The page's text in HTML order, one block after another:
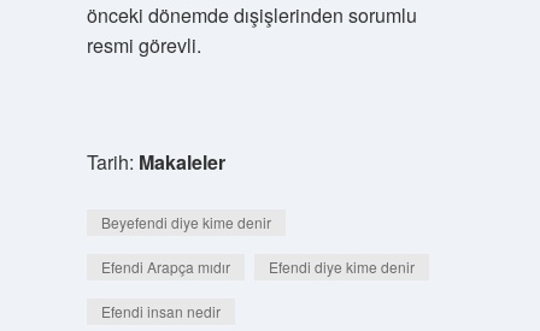
önceki dönemde dışişlerinden sorumlu
resmi görevli.
Tarih: Makaleler
Beyefendi diye kime denir
Efendi Arapça mıdır Efendi diye kime denir
Efendi insan nedir